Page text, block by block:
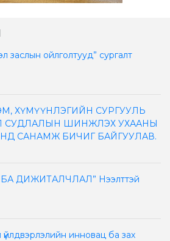
заслын ойлголтууд” сургалт
ХҮМҮҮНЛЭГИЙН СУРГУУЛЬ
СУДЛАЛЫН ШИНЖЛЭХ УХААНЫ
САНАМЖ БИЧИГ БАЙГУУЛАВ.
ДИЖИТАЛЧЛАЛ” Нээлттэй
инновац ба зах